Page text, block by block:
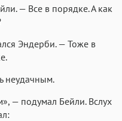
— Все в порядке. А как
Эндерби. — Тоже в
неудачным.
— подумал Бейли. Вслух